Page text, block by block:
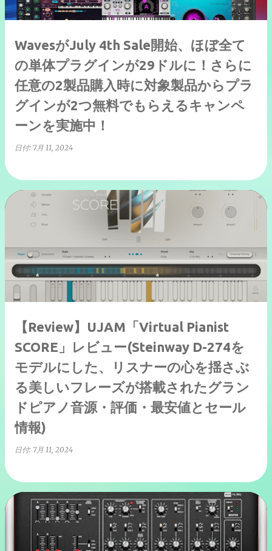
WavesがJuly 4th Sale開始、ほぼ全て
の単体プラグインが29ドルに！さらに
任意の2製品購入時に対象製品からプラ
グインが2つ無料でもらえるキャンペ
ーンを実施中！
日付: 7月 11, 2024
【Review】UJAM「Virtual Pianist
SCORE」レビュー(Steinway D-274を
モデルにした、リスナーの心を揺さぶ
る美しいフレーズが搭載されたグラン
ドピアノ音源・評価・最安値とセール
情報)
日付: 7月 11, 2024